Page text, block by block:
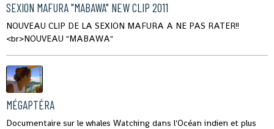
SEXION MAFURA "MABAWA" NEW CLIP 2011
NOUVEAU CLIP DE LA SEXION MAFURA A NE PAS RATER!!
<br>NOUVEAU "MABAWA"
MÉGAPTÉRA
Documentaire sur le whales Watching dans l'Océan indien et plus